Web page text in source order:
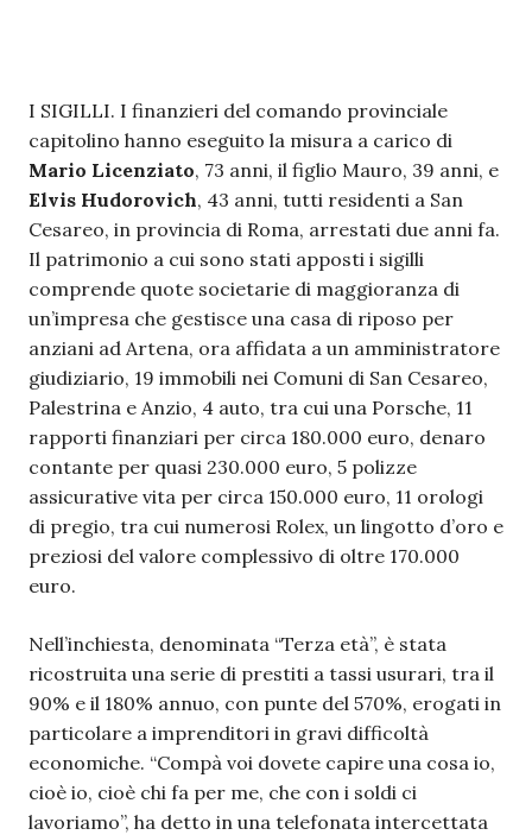
I SIGILLI. I finanzieri del comando provinciale
capitolino hanno eseguito la misura a carico di
Mario Licenziato, 73 anni, il figlio Mauro, 39 anni, e
Elvis Hudorovich, 43 anni, tutti residenti a San
Cesareo, in provincia di Roma, arrestati due anni fa.
Il patrimonio a cui sono stati apposti i sigilli
comprende quote societarie di maggioranza di
un’impresa che gestisce una casa di riposo per
anziani ad Artena, ora affidata a un amministratore
giudiziario, 19 immobili nei Comuni di San Cesareo,
Palestrina e Anzio, 4 auto, tra cui una Porsche, 11
rapporti finanziari per circa 180.000 euro, denaro
contante per quasi 230.000 euro, 5 polizze
assicurative vita per circa 150.000 euro, 11 orologi
di pregio, tra cui numerosi Rolex, un lingotto d’oro e
preziosi del valore complessivo di oltre 170.000
euro.
Nell’inchiesta, denominata “Terza età”, è stata
ricostruita una serie di prestiti a tassi usurari, tra il
90% e il 180% annuo, con punte del 570%, erogati in
particolare a imprenditori in gravi difficoltà
economiche. “Compà voi dovete capire una cosa io,
cioè io, cioè chi fa per me, che con i soldi ci
lavoriamo”, ha detto in una telefonata intercettata